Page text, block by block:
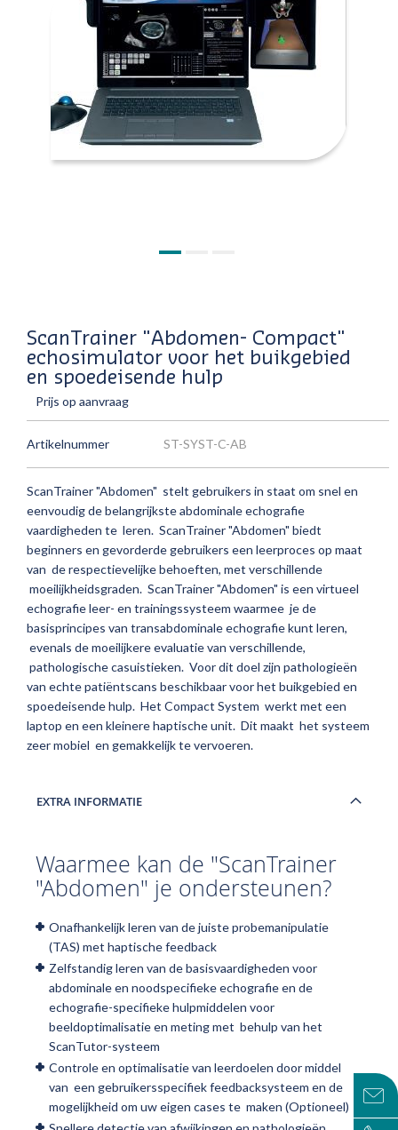
ScanTrainer "Abdomen- Compact"
echosimulator voor het buikgebied
en spoedeisende hulp
Prijs op aanvraag
Artikelnummer ST-SYST-C-AB
ScanTrainer "Abdomen" stelt gebruikers in staat om snel en
eenvoudig de belangrijkste abdominale echografie
vaardigheden te leren. ScanTrainer "Abdomen" biedt
beginners en gevorderde gebruikers een leerproces op maat
van de respectievelijke behoeften, met verschillende
moeilijkheidsgraden. ScanTrainer "Abdomen" is een virtueel
echografie leer- en trainingssysteem waarmee je de
basisprincipes van transabdominale echografie kunt leren,
evenals de moeilijkere evaluatie van verschillende,
pathologische casuistieken. Voor dit doel zijn pathologieën
van echte patiëntscans beschikbaar voor het buikgebied en
spoedeisende hulp. Het Compact System werkt met een
laptop en een kleinere haptische unit. Dit maakt het systeem
zeer mobiel en gemakkelijk te vervoeren.
EXTRA INFORMATIE
Waarmee kan de "ScanTrainer
"Abdomen" je ondersteunen?
Onafhankelijk leren van de juiste probemanipulatie
(TAS) met haptische feedback
Zelfstandig leren van de basisvaardigheden voor
abdominale en noodspecifieke echografie en de
echografie-specifieke hulpmiddelen voor
beeldoptimalisatie en meting met behulp van het
ScanTutor-systeem
Controle en optimalisatie van leerdoelen door middel
van een gebruikersspecifiek feedbacksysteem en de
mogelijkheid om uw eigen cases te maken (Optioneel)